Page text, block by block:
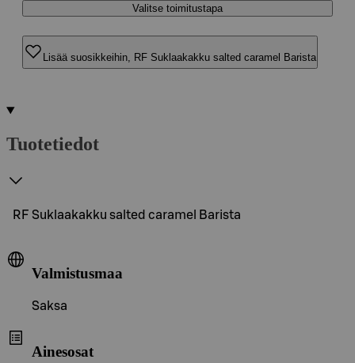
Valitse toimitustapa
Lisää suosikkeihin, RF Suklaakakku salted caramel Barista
Tuotetiedot
RF Suklaakakku salted caramel Barista
Valmistusmaa
Saksa
Ainesosat